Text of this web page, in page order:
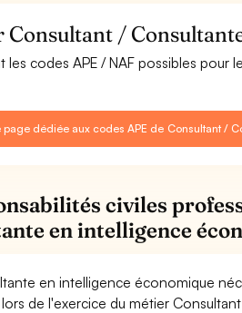
Consultant /
les codes APE / NAF possibles
page dédiée aux codes APE de Consultant /
civiles
en intelligence
en intelligence économique
de l'exercice du métier